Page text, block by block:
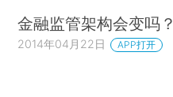
金融监管架构会变吗？
2014年04月22日 APP打开